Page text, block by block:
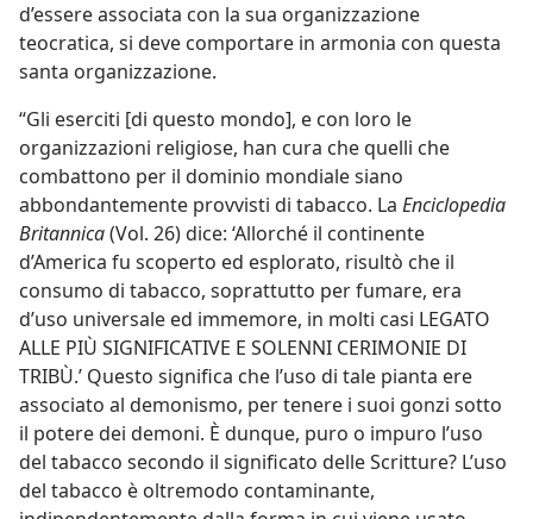
d’essere associata con la sua organizzazione
teocratica, si deve comportare in armonia con questa
santa organizzazione.
“Gli eserciti [di questo mondo], e con loro le
organizzazioni religiose, han cura che quelli che
combattono per il dominio mondiale siano
abbondantemente provvisti di tabacco. La Enciclopedia
Britannica(Vol. 26) dice: ‘Allorché il continente
d’America fu scoperto ed esplorato, risultò che il
consumo di tabacco, soprattutto per fumare, era
d’uso universale ed immemore, in molti casi LEGATO
ALLE PIÙ SIGNIFICATIVE E SOLENNI CERIMONIE DI
TRIBÙ.’ Questo significa che l’uso di tale pianta ere
associato al demonismo, per tenere i suoi gonzi sotto
il potere dei demoni. È dunque, puro o impuro l’uso
del tabacco secondo il significato delle Scritture? L’uso
del tabacco è oltremodo contaminante,